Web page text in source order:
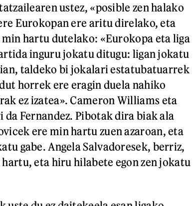
ustez, «posible zen halako
Eurokopan ere aritu direlako, eta
hartu dutelako: «Eurokopa eta liga
inguru jokatu ditugu: ligan jokatu
taldeko bi jokalari estatubatuarrek
horrek ere eragin duela nahiko
ez izatea». Cameron Williams eta
Fernandez. Pibotak dira biak ala
ere min hartu zuen azaroan, eta
gabe. Angela Salvadoresek, berriz,
eta hiru hilabete egon zen jokatu